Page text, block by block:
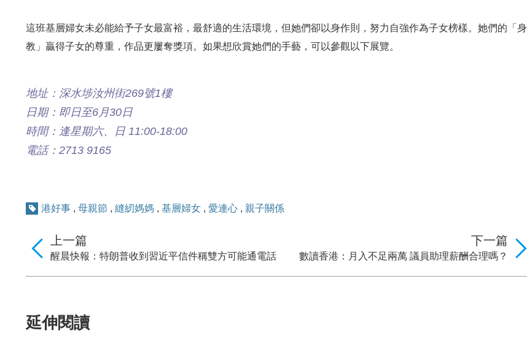
這班基層婦女未必能給予子女最富裕，最舒適的生活環境，但她們卻以身作則，努力自強作為子女榜樣。她們的「身
教」贏得子女的尊重，作品更屢奪獎項。如果想欣賞她們的手藝，可以參觀以下展覽。
地址：深水埗汝州街269號1樓
日期：即日至6月30日
時間：逢星期六、日 11:00-18:00
電話：2713 9165
港好事 , 母親節 , 縫紉媽媽 , 基層婦女 , 愛連心 , 親子關係
下一篇
數讀香港：月入不足兩萬 議員助理薪酬合理嗎？
上一篇
醒晨快報：特朗普收到習近平信件稱雙方可能通電話
延伸閱讀